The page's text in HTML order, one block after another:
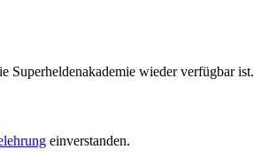
wieder verfügbar ist.
einverstanden.